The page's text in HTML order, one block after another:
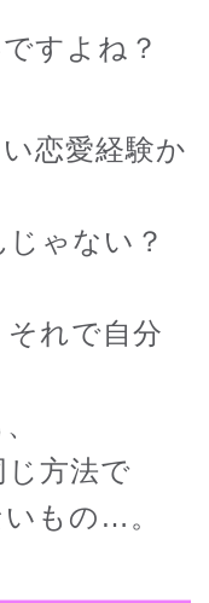
すよね？
恋愛経験か
ゃない？
れで自分
方法で
もの…。